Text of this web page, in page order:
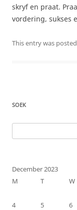
skryf en praat.
vordering, sukses
This entry was
SOEK
for:
December 2023
M
T W
4
5 6